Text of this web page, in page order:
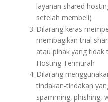
layanan shared
setelah membeli)
Dilarang keras
membagikan trial
atau pihak yang tidak
Hosting Termurah
Dilarang
tindakan-tindakan
spamming, phishing,